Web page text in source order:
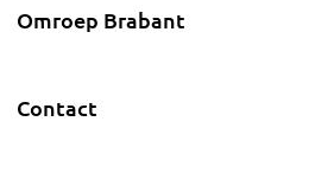
Omroep Brabant
Contact